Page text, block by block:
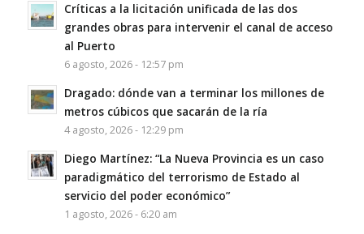
Críticas a la licitación unificada de las dos
grandes obras para intervenir el canal de acceso
al Puerto
6 agosto, 2026 - 12:57 pm
Dragado: dónde van a terminar los millones de
metros cúbicos que sacarán de la ría
4 agosto, 2026 - 12:29 pm
Diego Martínez: “La Nueva Provincia es un caso
paradigmático del terrorismo de Estado al
servicio del poder económico”
1 agosto, 2026 - 6:20 am